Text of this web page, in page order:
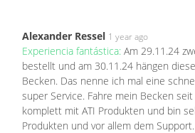
Alexander Ressel 1 year ago
Experiencia fantástica: Am 29.11.24
bestellt und am 30.11.24 hängen
Becken. Das nenne ich mal eine
super Service. Fahre mein Becken
komplett mit ATI Produkten und bin
Produkten und vor allem dem